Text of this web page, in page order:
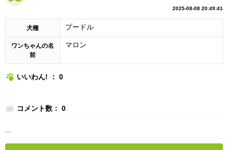
2025-08-08 20:49:41
犬種 プードル
ワンちゃんの名
前
マロン
いいわん! ： 0
コメント数： 0